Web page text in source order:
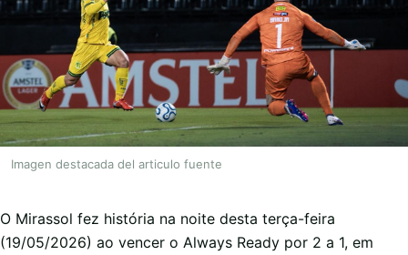
Imagen destacada del articulo fuente
O Mirassol fez história na noite desta terça-feira
(19/05/2026) ao vencer o Always Ready por 2 a 1, em